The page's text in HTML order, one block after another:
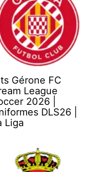
Gérone FC
League
2026 |
DLS26 |
Liga